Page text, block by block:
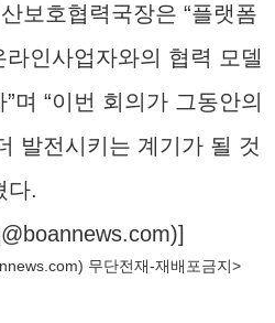
보호협력국장은 “플랫폼
인사업자와의 협력 모델
며 “이번 회의가 그동안의
발전시키는 계기가 될 것
다.
)]
) 무단전재-재배포금지>